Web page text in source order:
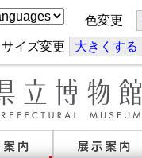
色変更
サイズ変更 大きくする